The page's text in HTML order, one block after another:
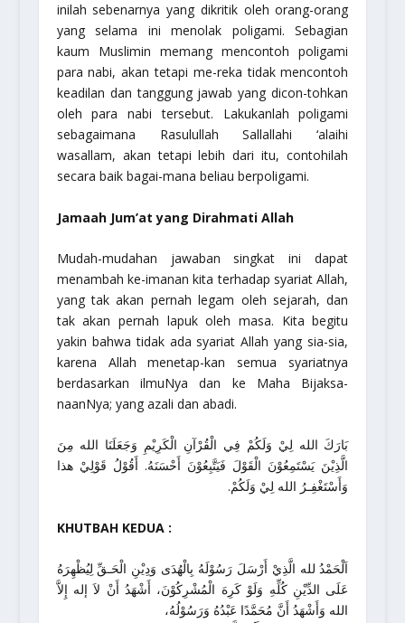
inilah sebenarnya yang dikritik oleh orang-orang
yang selama ini menolak poligami. Sebagian
kaum Muslimin memang mencontoh poligami
para nabi, akan tetapi me-reka tidak mencontoh
keadilan dan tanggung jawab yang dicon-tohkan
oleh para nabi tersebut. Lakukanlah poligami
sebagaimana Rasulullah Sallallahi ‘alaihi
wasallam, akan tetapi lebih dari itu, contohilah
secara baik bagai-mana beliau berpoligami.
Jamaah Jum’at yang Dirahmati Allah
Mudah-mudahan jawaban singkat ini dapat
menambah ke-imanan kita terhadap syariat Allah,
yang tak akan pernah legam oleh sejarah, dan
tak akan pernah lapuk oleh masa. Kita begitu
yakin bahwa tidak ada syariat Allah yang sia-sia,
karena Allah menetap-kan semua syariatnya
berdasarkan ilmuNya dan ke Maha Bijaksa-
naanNya; yang azali dan abadi.
بَارَكَ الله لِيْ وَلَكُمْ فِي الْقُرْآنِ الْكَرِيْمِ وَجَعَلَنَا الله مِنَ
الَّذِيْنَ يَسْتَمِعُوْنَ الْقَوْلَ فَيَتَّبِعُوْنَ أَحْسَنَهُ. أَقُوْلُ قَوْلِيْ هذا
وَأَسْتَغْفِـرُ الله لِيْ وَلَكُمْ.
KHUTBAH KEDUA :
اَلْحَمْدُ لله الَّذِيْ أَرْسَلَ رَسُوْلَهُ بِالْهُدَى وَدِيْنِ الْحَـقِّ لِيُظْهِرَهُ
عَلَى الدِّيْنِ كُلِّهِ وَلَوْ كَرِهَ الْمُشْرِكُوْنَ، أَشْهَدُ أَنْ لاَ إله إِلاَّ
الله وَأَشْهَدُ أَنَّ مُحَمَّدًا عَبْدُهُ وَرَسُوْلُهُ،